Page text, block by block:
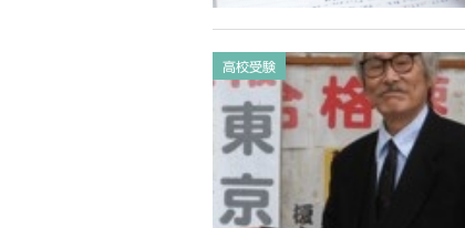
高校受験